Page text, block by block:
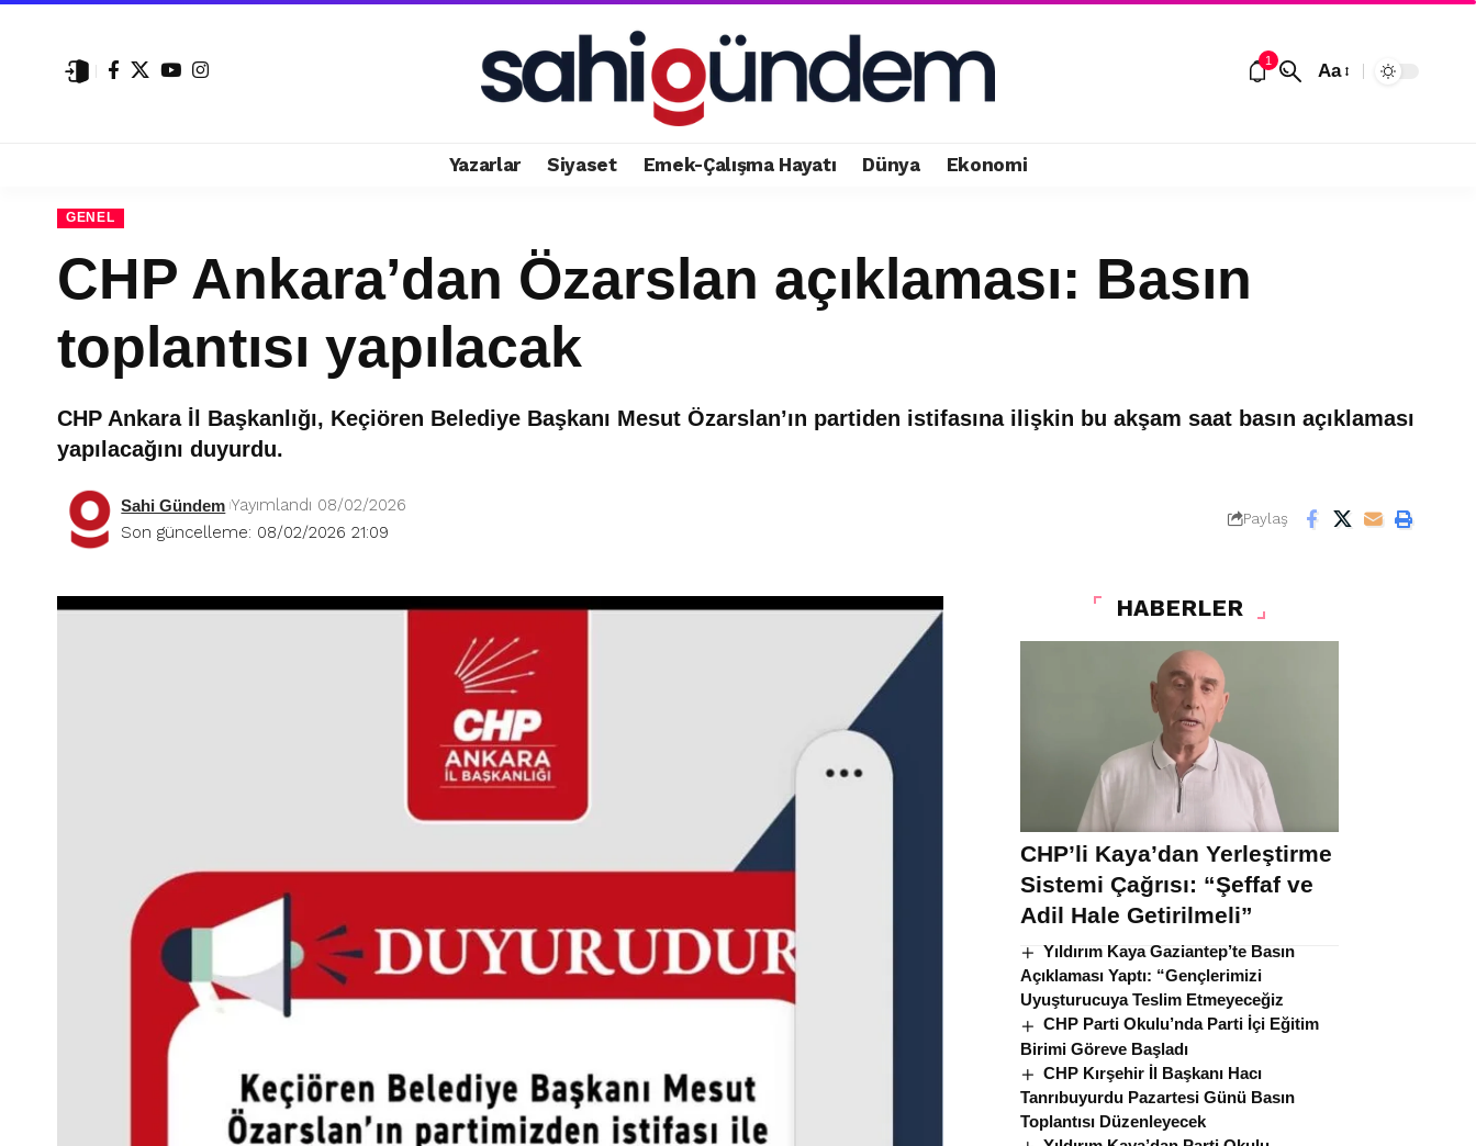
1 Aa
Yazarlar Siyaset Emek-Çalışma Hayatı Dünya Ekonomi
GENEL
CHP Ankara’dan Özarslan açıklaması: Basın
toplantısı yapılacak
CHP Ankara İl Başkanlığı, Keçiören Belediye Başkanı Mesut Özarslan’ın partiden istifasına ilişkin bu akşam saat basın açıklaması
yapılacağını duyurdu.
Son güncelleme: 08/02/2026 21:09
Sahi Gündem Yayımlandı 08/02/2026
Paylaş
HABERLER
CHP’li Kaya’dan Yerleştirme
Sistemi Çağrısı: “Şeffaf ve
Adil Hale Getirilmeli”
Yıldırım Kaya Gaziantep’te Basın
Açıklaması Yaptı: “Gençlerimizi
Uyuşturucuya Teslim Etmeyeceğiz
CHP Parti Okulu’nda Parti İçi Eğitim
Birimi Göreve Başladı
CHP Kırşehir İl Başkanı Hacı
Tanrıbuyurdu Pazartesi Günü Basın
Toplantısı Düzenleyecek